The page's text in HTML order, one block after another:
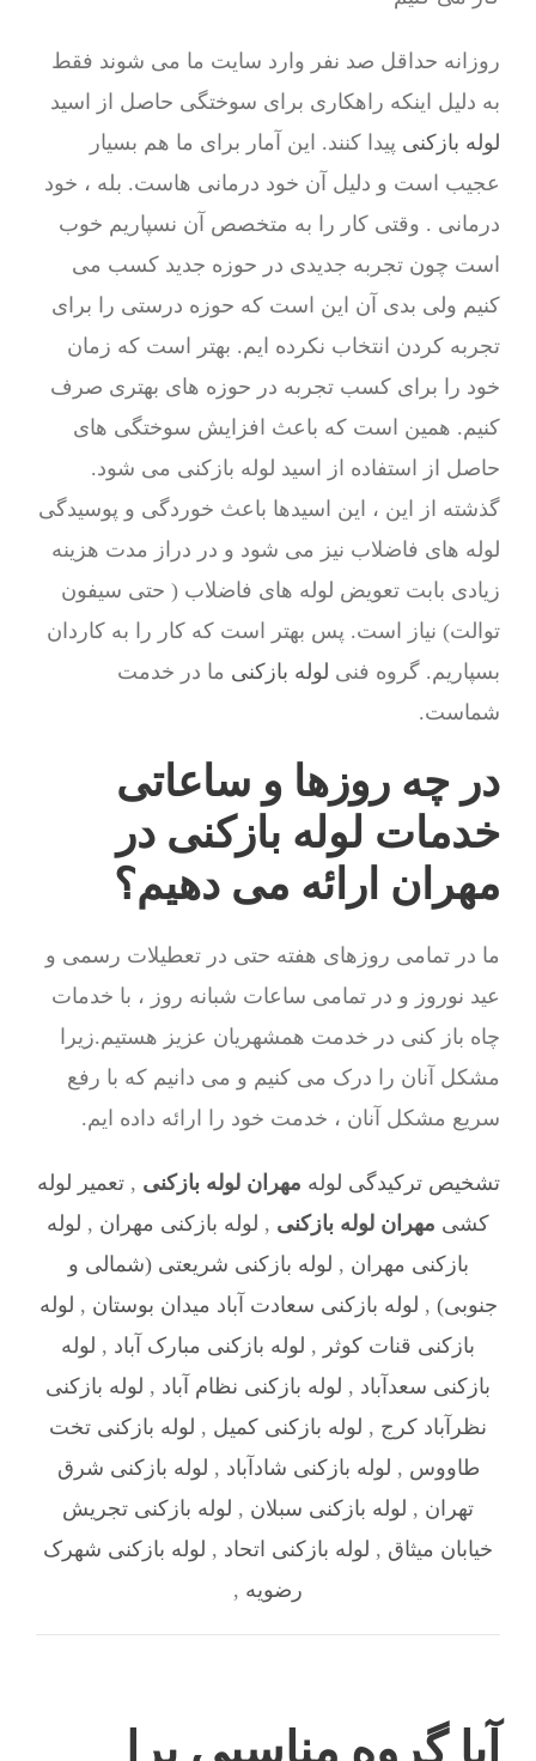
روزانه حداقل صد نفر وارد سایت ما می شوند فقط
به دلیل اینکه راهکاری برای سوختگی حاصل از اسید
لوله بازکنی پیدا کنند. این آمار برای ما هم بسیار
عجیب است و دلیل آن خود درمانی هاست. بله ، خود
درمانی . وقتی کار را به متخصص آن نسپاریم خوب
است چون تجربه جدیدی در حوزه جدید کسب می
کنیم ولی بدی آن این است که حوزه درستی را برای
تجربه کردن انتخاب نکرده ایم. بهتر است که زمان
خود را برای کسب تجربه در حوزه های بهتری صرف
کنیم. همین است که باعث افزایش سوختگی های
حاصل از استفاده از اسید لوله بازکنی می شود.
گذشته از این ، این اسیدها باعث خوردگی و پوسیدگی
لوله های فاضلاب نیز می شود و در دراز مدت هزینه
زیادی بابت تعویض لوله های فاضلاب ( حتی سیفون
توالت) نیاز است. پس بهتر است که کار را به کاردان
بسپاریم. گروه فنی لوله بازکنی ما در خدمت
شماست.
در چه روزها و ساعاتی
خدمات لوله بازکنی در
مهران ارائه می دهیم؟
ما در تمامی روزهای هفته حتی در تعطیلات رسمی و
عید نوروز و در تمامی ساعات شبانه روز ، با خدمات
چاه باز کنی در خدمت همشهریان عزیز هستیم.زیرا
مشکل آنان را درک می کنیم و می دانیم که با رفع
سریع مشکل آنان ، خدمت خود را ارائه داده ایم.
تشخیص ترکیدگی لوله مهران لوله بازکنی ,تعمیر لوله
کشی مهران لوله بازکنی , لوله بازکنی مهران , لوله
بازکنی مهران , لوله بازکنی شریعتی (شمالی و
جنوبی) , لوله بازکنی سعادت آباد میدان بوستان , لوله
بازکنی قنات کوثر , لوله بازکنی مبارک آباد , لوله
بازکنی سعدآباد , لوله بازکنی نظام آباد , لوله بازکنی
نظرآباد کرج , لوله بازکنی کمیل , لوله بازکنی تخت
طاووس , لوله بازکنی شادآباد , لوله بازکنی شرق
تهران , لوله بازکنی سبلان , لوله بازکنی تجریش
خیابان میثاق , لوله بازکنی اتحاد , لوله بازکنی شهرک
رضویه ,
آیا گروه مناسبی برا